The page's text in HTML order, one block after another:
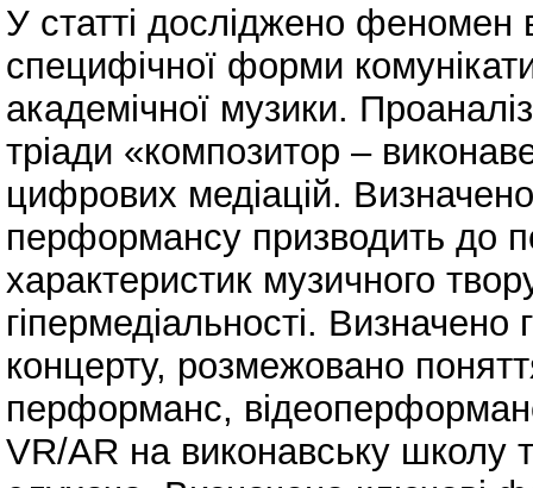
У статті досліджено феномен
специфічної форми
академічної музики.
тріади «композитор –
цифрових медіацій.
перформансу призводить до
характеристик музичного
гіпермедіальності. Визначено
концерту, розмежовано
перформанс,
VR/AR на виконавську школу